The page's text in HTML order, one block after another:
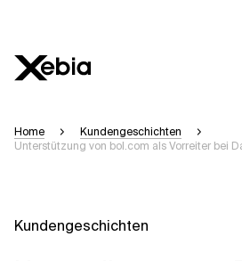
Bitte überprüfen Sie wichtige Informationen,
Home
Kundengeschichten
Unterstützung von bol.com als Vorreiter bei
Kundengeschichten